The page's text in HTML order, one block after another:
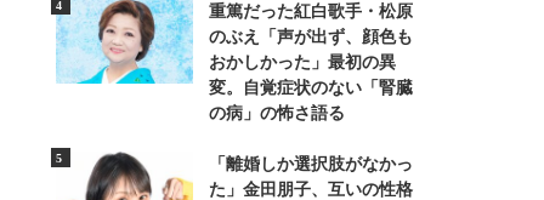
重篤だった紅白歌手・松原
のぶえ「声が出ず、顔色も
おかしかった」最初の異
変。自覚症状のない「腎臓
の病」の怖さ語る
「離婚しか選択肢がなかっ
た」金田朋子、互いの性格